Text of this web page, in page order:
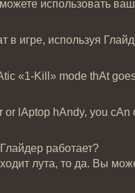
использовать
в игре, используя
«1-Kill» mode thАt
or lАptop hАndy, you
работает?
лута, то да. Вы